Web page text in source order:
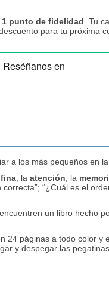
1punto de fidelidad . Tu
para tu próxima
a los más pequeños en la
, la atención , la
“¿Cuál es el
encuentren un libro hecho
24 páginas a todo color y
y despegar las